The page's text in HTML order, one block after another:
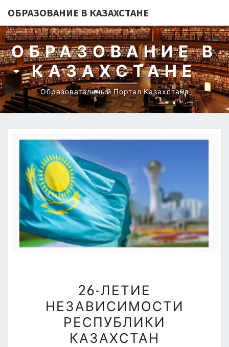
ОБРАЗОВАНИЕ В КАЗАХСТАНЕ
ОБРАЗОВАНИЕ В
КАЗАХСТАНЕ
Образовательный Портал Казахстана
ЛЕТИЕ
НЕЗАВИСИМОСТИ
РЕСПУБЛИКИ
КАЗАХСТАН
26-ЛЕТИЕ
НЕЗАВИСИМОСТИ
РЕСПУБЛИКИ
КАЗАХСТАН